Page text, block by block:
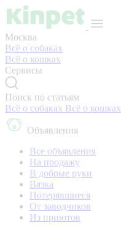
Москва
Всё о собаках
Всё о кошках
Сервисы
Поиск по статьям
Всё о собаках Всё о кошках
Объявления
Все объявления
На продажу
В добрые руки
Вязка
Потерявшиеся
От заводчиков
Из приютов